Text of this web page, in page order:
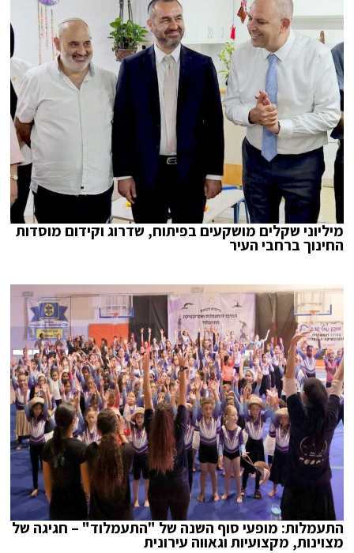
מיליוני שקלים מושקעים בפיתוח, שדרוג וקידום מוסדות
החינוך ברחבי העיר
התעמלות: מופעי סוף השנה של "התעמלוד" – חגיגה של
מצוינות, מקצועיות וגאווה עירונית